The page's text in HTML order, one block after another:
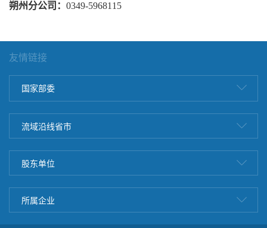
朔州分公司： 0349-5968115
友情链接
国家部委
流域沿线省市
股东单位
所属企业